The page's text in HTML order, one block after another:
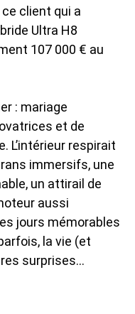
client qui a
Ultra H8
107 000 € au
: mariage
et de
L’intérieur respirait
immersifs, une
un attirail de
aussi
jours mémorables
la vie (et
surprises…